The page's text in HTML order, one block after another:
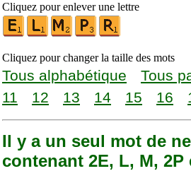
Cliquez pour enlever une lettre
Cliquez pour changer la taille des mots
Tous alphabétique Tous
11
12 13 14 15 16
Il y a un seul mot de
contenant 2E, L, M, 2P